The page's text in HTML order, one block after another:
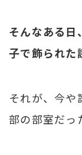
そんなある日
子で飾られた
それが、今や
部の部室だっ